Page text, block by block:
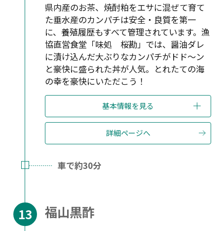
県内産のお茶、焼酎粕をエサに混ぜて育て
た垂水産のカンパチは安全・良質を第一
に、養殖履歴もすべて管理されています。漁
協直営食堂「味処 桜勘」では、醤油ダレ
に漬け込んだ大ぶりなカンパチがドド〜ン
と豪快に盛られた丼が人気。とれたての海
の幸を豪快にいただこう！
基本情報を見る
詳細ページへ
車で約30分
福山黒酢